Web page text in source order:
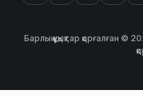
Барлық құқықтар қорғалған